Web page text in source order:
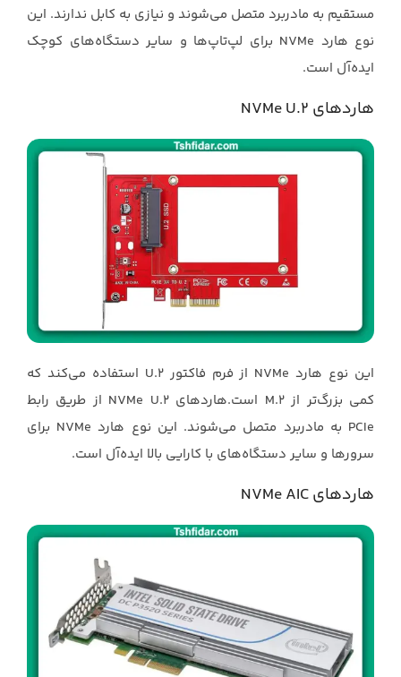
مستقیم به مادربرد متصل می‌شوند و نیازی به کابل ندارند. این
نوع هارد ‏NVMe‏ برای ‏لپ‌تاپ‌ها و سایر دستگاه‌های کوچک
ایده‌آل است.‏
هاردهای ‏NVMe U.2‎
این نوع هارد ‏NVMe‏ از فرم فاکتور ‏U.2‎‏ استفاده می‌کند که
کمی بزرگ‌تر از ‏M.2‎‏ است.هاردهای ‏NVMe ‎U.2‎‏ از طریق رابط
‏PCIe‏ به مادربرد متصل می‌شوند. این نوع هارد ‏NVMe‏ برای
سرورها و سایر دستگاه‌های ‏با کارایی بالا ایده‌آل است.‏
هاردهای ‏NVMe AIC